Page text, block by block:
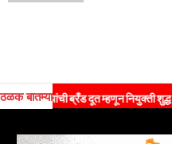
ठळक बातम्या
यांची ब्रँड दूत म्हणून नियुक्ती शुद्ध